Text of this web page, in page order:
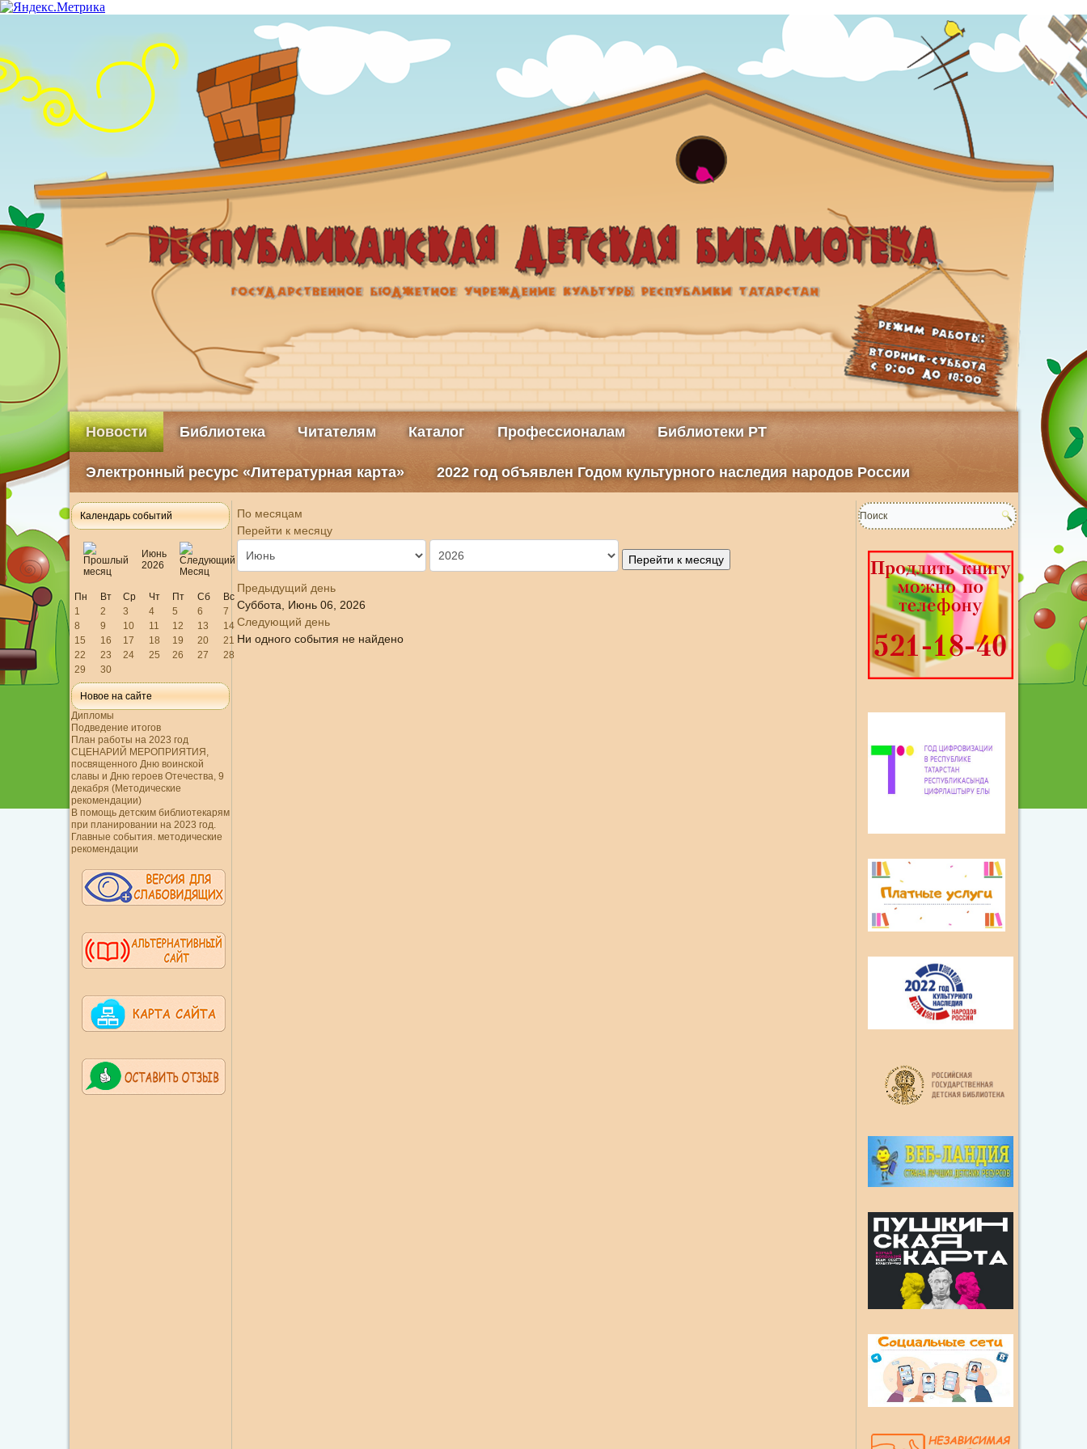
Новости Библиотека Читателям Каталог Профессионалам Библиотеки РТ
Электронный ресурс «Литературная карта» 2022 год объявлен Годом культурного наследия народов России
Календарь событий
Июнь
2026
Пн Вт Ср Чт Пт Сб
Вс
1
2 3 4 5 6
7
8
9 10 11 12 13
14
15
16 17 18 19 20
21
22
23 24 25 26 27
28
29
30
Новое на сайте
Дипломы
Подведение итогов
План работы на 2023 год
СЦЕНАРИЙ МЕРОПРИЯТИЯ,
посвященного Дню воинской
славы и Дню героев Отечества, 9
декабря (Методические
рекомендации)
В помощь детским библиотекарям
при планировании на 2023 год.
Главные события. методические
рекомендации
По месяцам
Перейти к месяцу
Перейти к месяцу
Предыдущий день
Суббота, Июнь 06, 2026
Следующий день
Ни одного события не найдено